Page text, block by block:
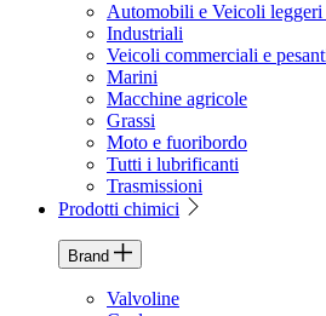
Automobili e Veicoli
Industriali
Veicoli commerciali e
Marini
Macchine agricole
Grassi
Moto e fuoribordo
Tutti i lubrificanti
Trasmissioni
Prodotti chimici
Brand
Valvoline